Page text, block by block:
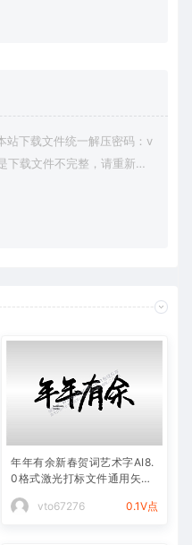
站下载文件统一解压密码：v
载文件不完整，请重新下
年年有余新春贺词艺术字AI8.
0格式激光打标文件通用矢量
vto67276
0.1V点